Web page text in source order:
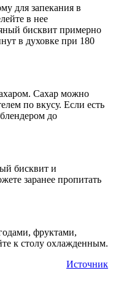
для запекания в
в нее
бисквит примерно
в духовке при 180
Сахар можно
по вкусу. Если есть
до
бисквит и
заранее пропитать
фруктами,
к столу охлажденным.
Источник